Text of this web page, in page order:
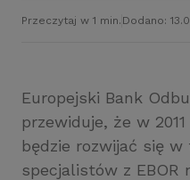
Przeczytaj w 1 min. Dodano:
Europejski Bank
przewiduje, że w
będzie rozwijać się w
specjalistów z EBOR